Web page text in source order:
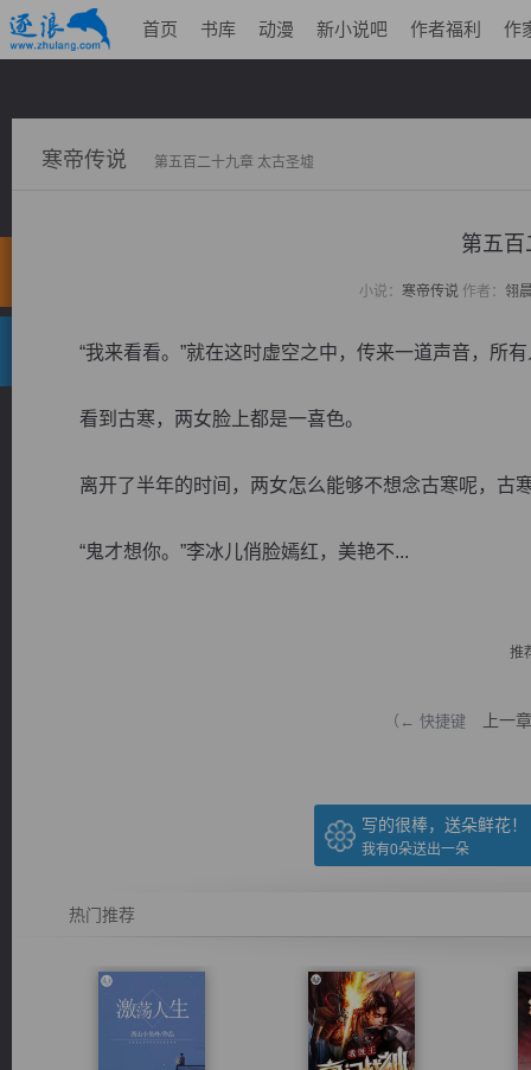
首页 书库 动漫 新小说吧 作者福利 作
寒帝传说 第五百二十九章 太古圣墟
第五百
小说： 寒帝传说作者： 翎
“我来看看。”就在这时虚空之中，传来一道声音，所
看到古寒，两女脸上都是一喜色。
离开了半年的时间，两女怎么能够不想念古寒呢，古寒
“鬼才想你。”李冰儿俏脸嫣红，美艳不...
推
（← 快捷键 上一章
写的很棒，送朵鲜花！
我有0朵送出一朵
热门推荐